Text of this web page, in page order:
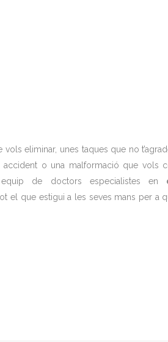
vols eliminar, unes taques que no
accident o una malformació que vols
equip de doctors especialistes en
el que estigui a les seves mans per a